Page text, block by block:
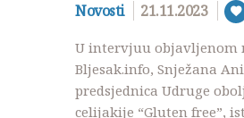
Novosti 21.11.2023
U intervjuu objavljenom
Bljesak.info, Snježana
predsjednica Udruge
celijakije “Gluten free”,